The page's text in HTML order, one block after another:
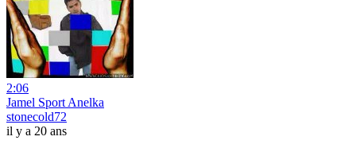
2:06
Jamel Sport Anelka
stonecold72
il y a 20 ans